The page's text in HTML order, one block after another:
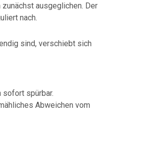
ausgeglichen. Der
nach.
sind, verschiebt sich
sofort spürbar.
Abweichen vom